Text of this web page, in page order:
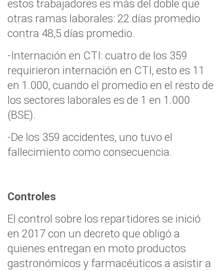
estos trabajadores es más del doble que
otras ramas laborales: 22 días promedio
contra 48,5 días promedio.
-Internación en CTI: cuatro de los 359
requirieron internación en CTI, esto es 11
en 1.000, cuando el promedio en el resto de
los sectores laborales es de 1 en 1.000
(BSE).
-De los 359 accidentes, uno tuvo el
fallecimiento como consecuencia.
Controles
El control sobre los repartidores se inició
en 2017 con un decreto que obligó a
quienes entregan en moto productos
gastronómicos y farmacéuticos a asistir a